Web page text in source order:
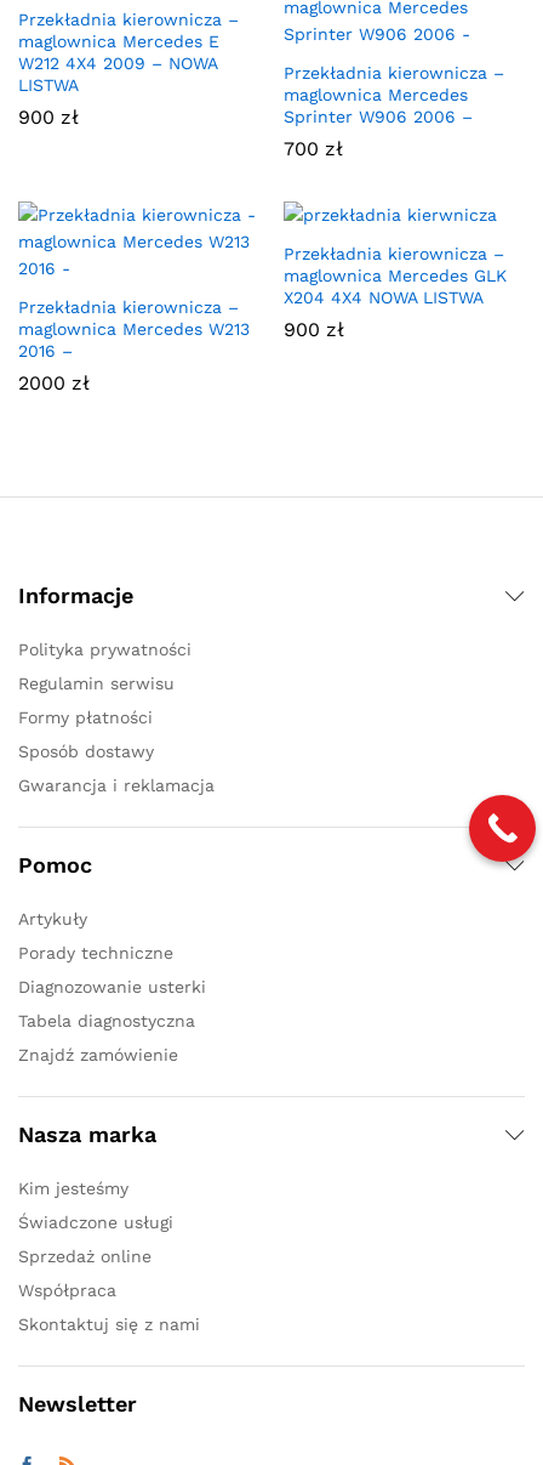
Przekładnia kierownicza –
maglownica Mercedes E
W212 4X4 2009 – NOWA
LISTWA
900 zł
Przekładnia kierownicza –
maglownica Mercedes
Sprinter W906 2006 –
700 zł
Przekładnia kierownicza –
maglownica Mercedes W213
2016 –
2000 zł
Przekładnia kierownicza –
maglownica Mercedes GLK
X204 4X4 NOWA LISTWA
900 zł
Informacje
Polityka prywatności
Regulamin serwisu
Formy płatności
Sposób dostawy
Gwarancja i reklamacja
Pomoc
Artykuły
Porady techniczne
Diagnozowanie usterki
Tabela diagnostyczna
Znajdź zamówienie
Nasza marka
Kim jesteśmy
Świadczone usługi
Sprzedaż online
Współpraca
Skontaktuj się z nami
Newsletter